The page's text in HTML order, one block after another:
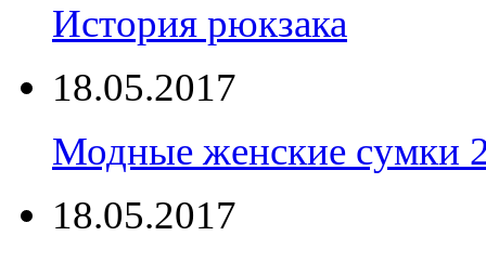
История рюкзака
18.05.2017
Модные женские сумки
18.05.2017